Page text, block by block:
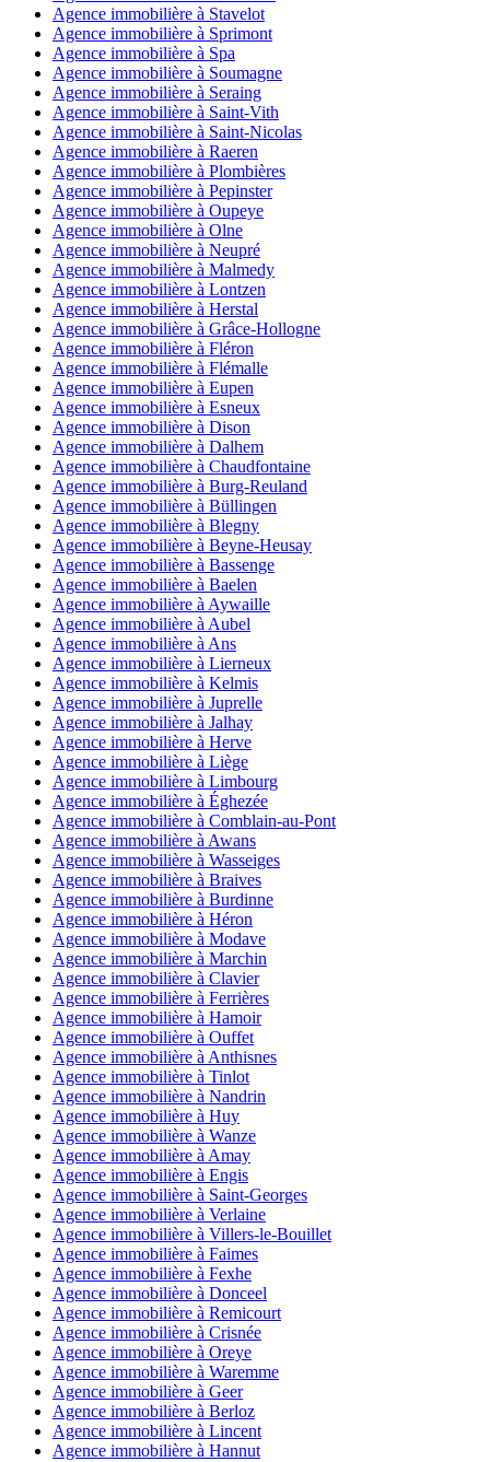
Agence immobilière à Stavelot
Agence immobilière à Sprimont
Agence immobilière à Spa
Agence immobilière à Soumagne
Agence immobilière à Seraing
Agence immobilière à Saint-Vith
Agence immobilière à Saint-Nicolas
Agence immobilière à Raeren
Agence immobilière à Plombières
Agence immobilière à Pepinster
Agence immobilière à Oupeye
Agence immobilière à Olne
Agence immobilière à Neupré
Agence immobilière à Malmedy
Agence immobilière à Lontzen
Agence immobilière à Herstal
Agence immobilière à Grâce-Hollogne
Agence immobilière à Fléron
Agence immobilière à Flémalle
Agence immobilière à Eupen
Agence immobilière à Esneux
Agence immobilière à Dison
Agence immobilière à Dalhem
Agence immobilière à Chaudfontaine
Agence immobilière à Burg-Reuland
Agence immobilière à Büllingen
Agence immobilière à Blegny
Agence immobilière à Beyne-Heusay
Agence immobilière à Bassenge
Agence immobilière à Baelen
Agence immobilière à Aywaille
Agence immobilière à Aubel
Agence immobilière à Ans
Agence immobilière à Lierneux
Agence immobilière à Kelmis
Agence immobilière à Juprelle
Agence immobilière à Jalhay
Agence immobilière à Herve
Agence immobilière à Liège
Agence immobilière à Limbourg
Agence immobilière à Éghezée
Agence immobilière à Comblain-au-Pont
Agence immobilière à Awans
Agence immobilière à Wasseiges
Agence immobilière à Braives
Agence immobilière à Burdinne
Agence immobilière à Héron
Agence immobilière à Modave
Agence immobilière à Marchin
Agence immobilière à Clavier
Agence immobilière à Ferrières
Agence immobilière à Hamoir
Agence immobilière à Ouffet
Agence immobilière à Anthisnes
Agence immobilière à Tinlot
Agence immobilière à Nandrin
Agence immobilière à Huy
Agence immobilière à Wanze
Agence immobilière à Amay
Agence immobilière à Engis
Agence immobilière à Saint-Georges
Agence immobilière à Verlaine
Agence immobilière à Villers-le-Bouillet
Agence immobilière à Faimes
Agence immobilière à Fexhe
Agence immobilière à Donceel
Agence immobilière à Remicourt
Agence immobilière à Crisnée
Agence immobilière à Oreye
Agence immobilière à Waremme
Agence immobilière à Geer
Agence immobilière à Berloz
Agence immobilière à Lincent
Agence immobilière à Hannut